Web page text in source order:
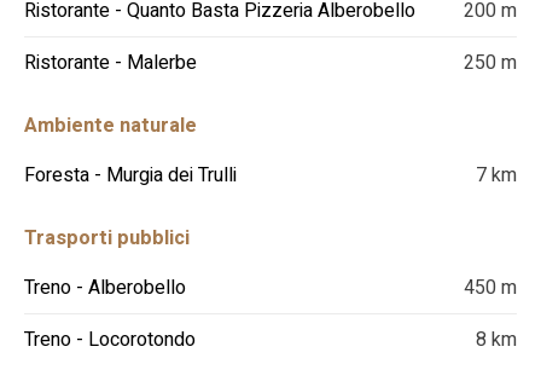
Ristorante - Quanto Basta Pizzeria Alberobello
200 m
Ristorante - Malerbe
250 m
Ambiente naturale
Foresta - Murgia dei Trulli
7 km
Trasporti pubblici
Treno - Alberobello
450 m
Treno - Locorotondo
8 km